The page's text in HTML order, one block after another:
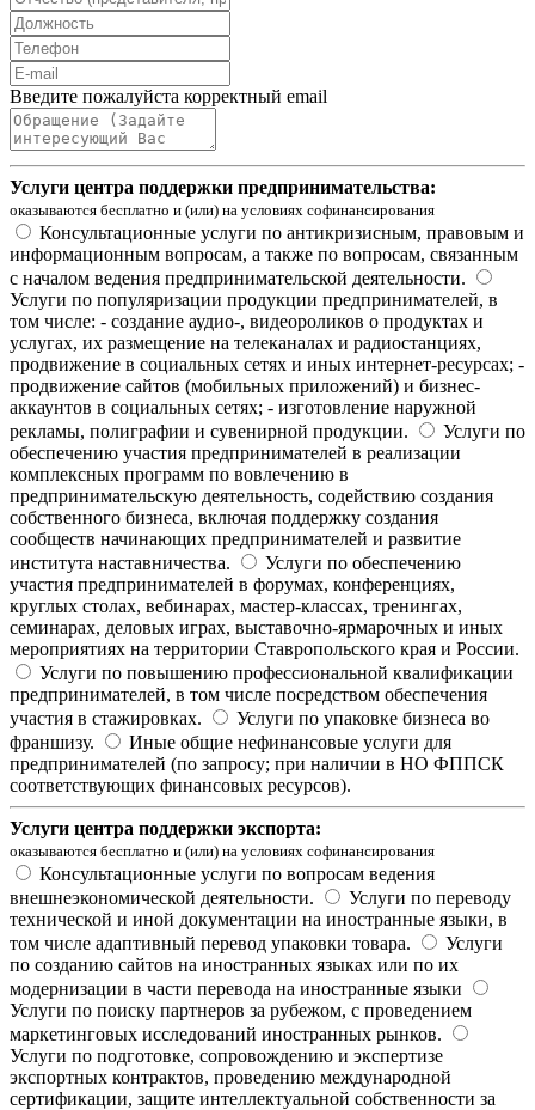
Введите пожалуйста корректный email
Услуги центра поддержки предпринимательства:
оказываются бесплатно и (или) на условиях софинансирования
Консультационные услуги по антикризисным, правовым и
информационным вопросам, а также по вопросам, связанным
с началом ведения предпринимательской деятельности.
Услуги по популяризации продукции предпринимателей, в
том числе: - создание аудио-, видеороликов о продуктах и
услугах, их размещение на телеканалах и радиостанциях,
продвижение в социальных сетях и иных интернет-ресурсах; -
продвижение сайтов (мобильных приложений) и бизнес-
аккаунтов в социальных сетях; - изготовление наружной
рекламы, полиграфии и сувенирной продукции.
Услуги по
обеспечению участия предпринимателей в реализации
комплексных программ по вовлечению в
предпринимательскую деятельность, содействию создания
собственного бизнеса, включая поддержку создания
сообществ начинающих предпринимателей и развитие
института наставничества.
Услуги по обеспечению
участия предпринимателей в форумах, конференциях,
круглых столах, вебинарах, мастер-классах, тренингах,
семинарах, деловых играх, выставочно-ярмарочных и иных
мероприятиях на территории Ставропольского края и России.
Услуги по повышению профессиональной квалификации
предпринимателей, в том числе посредством обеспечения
участия в стажировках.
Услуги по упаковке бизнеса во
франшизу.
Иные общие нефинансовые услуги для
предпринимателей (по запросу; при наличии в НО ФППСК
соответствующих финансовых ресурсов).
Услуги центра поддержки экспорта:
оказываются бесплатно и (или) на условиях софинансирования
Консультационные услуги по вопросам ведения
внешнеэкономической деятельности.
Услуги по переводу
технической и иной документации на иностранные языки, в
том числе адаптивный перевод упаковки товара.
Услуги
по созданию сайтов на иностранных языках или по их
модернизации в части перевода на иностранные языки
Услуги по поиску партнеров за рубежом, с проведением
маркетинговых исследований иностранных рынков.
Услуги по подготовке, сопровождению и экспертизе
экспортных контрактов, проведению международной
сертификации, защите интеллектуальной собственности за